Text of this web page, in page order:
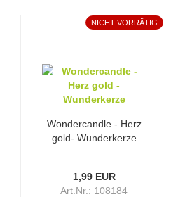
NICHT VORRÄTIG
Wondercandle - Herz
gold- Wunderkerze
1,99 EUR
Art.Nr.: 108184